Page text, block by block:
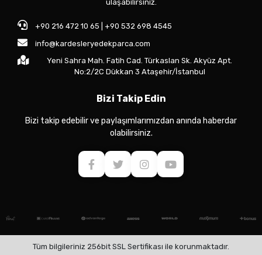
ulaşabilirsiniz.
+90 216 472 10 65 | +90 532 698 4545
info@kardesleryedekparca.com
Yeni Sahra Mah. Fatih Cad. Türkaslan Sk. Akyüz Apt.
No:2/2C Dükkan 3 Ataşehir/İstanbul
Bizi Takip Edin
Bizi takip edebilir ve paylaşımlarımızdan anında haberdar
olabilirsiniz.
Tüm bilgileriniz 256bit SSL Sertifikası ile korunmaktadır.